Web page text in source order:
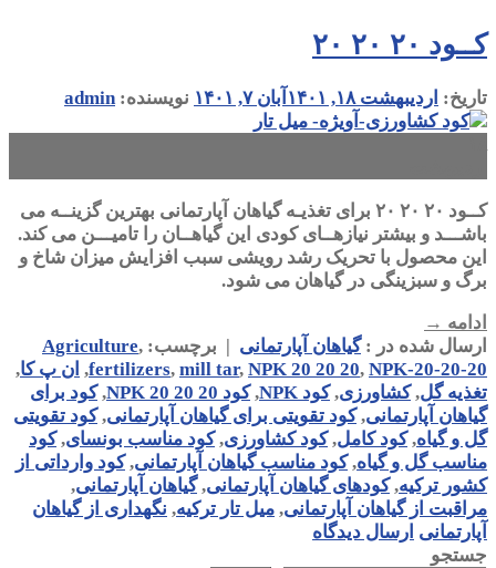
کــود ۲۰ ۲۰ ۲۰
تاریخ: اردیبهشت ۱۸, ۱۴۰۱ آبان ۷, ۱۴۰۱ نویسنده:admin
کــود ۲۰ ۲۰ ۲۰ برای تغذیـه گیاهان آپارتمانی بهترین گزینــه می
باشـــد و بیشتر نیازهــای کودی این گیاهــان را تامیـــن می کند.
این محصول با تحریک رشد رویشی سبب افزایش میزان شاخ و
برگ و سبزینگی در گیاهان می شود.
ادامه →
ارسال شده در :گیاهان آپارتمانی | برچسب: Agriculture,
fertilizers, mill tar, NPK 20 20 20, NPK-20-20-20
, ان پ کا,
تغذیه گل,کشاورزی,کود NPK ,کود NPK 20 20 20 ,کود برای
گیاهان آپارتمانی,کود تقویتی برای گیاهان آپارتمانی,کود تقویتی
گل و گیاه,کود کامل,کود کشاورزی,کود مناسب بونسای,کود
مناسب گل و گیاه,کود مناسب گیاهان آپارتمانی,کود وارداتی از
کشور ترکیه,کودهای گیاهان آپارتمانی,گیاهان آپارتمانی,
مراقبت از گیاهان آپارتمانی, میل تار ترکیه, نگهداری از گیاهان
آپارتمانی ارسال دیدگاه
جستجو